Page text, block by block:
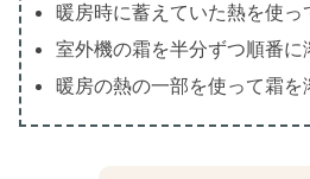
暖房時に蓄えていた熱を使っ
室外機の霜を半分ずつ順番に
暖房の熱の一部を使って霜を